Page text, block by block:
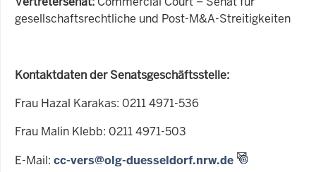
gesellschaftsrechtliche und Post-M&A-Streitigkeiten
Kontaktdaten der Senatsgeschäftsstelle:
Frau Hazal Karakas: 0211 4971-536
Frau Malin Klebb: 0211 4971-503
E-Mail: cc-vers@olg-duesseldorf.nrw.de